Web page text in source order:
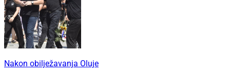
Nakon obilježavanja Oluje